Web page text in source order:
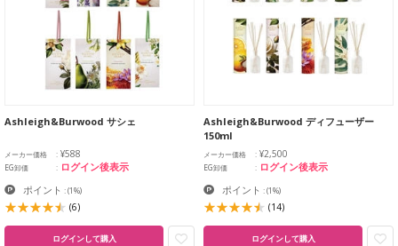
Ashleigh&Burwood サシェ
メーカー価格 ¥588
EG卸価 ログイン後表示
ポイント :(1%)
(6)
ログインして購入
Ashleigh&Burwood ディフューザー
150ml
メーカー価格 ¥2,500
EG卸価 ログイン後表示
ポイント :(1%)
(14)
ログインして購入